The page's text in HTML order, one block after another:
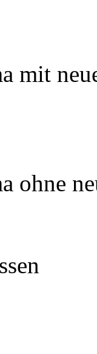
mit
ohne